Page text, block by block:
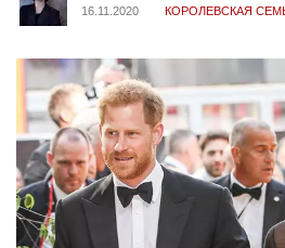
16.11.2020
КОРОЛЕВСКАЯ